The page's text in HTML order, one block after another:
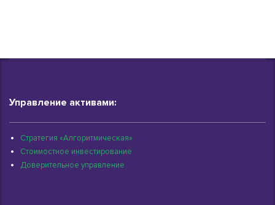
Управление активами:
Стратегия «Алгоритмическая»
Стоимостное инвестирование
Доверительное управление